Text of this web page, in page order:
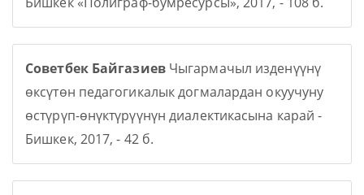
Советбек БайгазиевЧыгармачыл изденүүнү
өксүтөн педагогикалык догмалардан окуучуну
өстүрүп-өнүктүрүүнүн диалектикасына карай -
Бишкек, 2017, - 42 б.